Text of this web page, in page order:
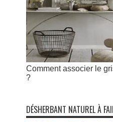
Comment associer le
?
DÉSHERBANT NATUREL À